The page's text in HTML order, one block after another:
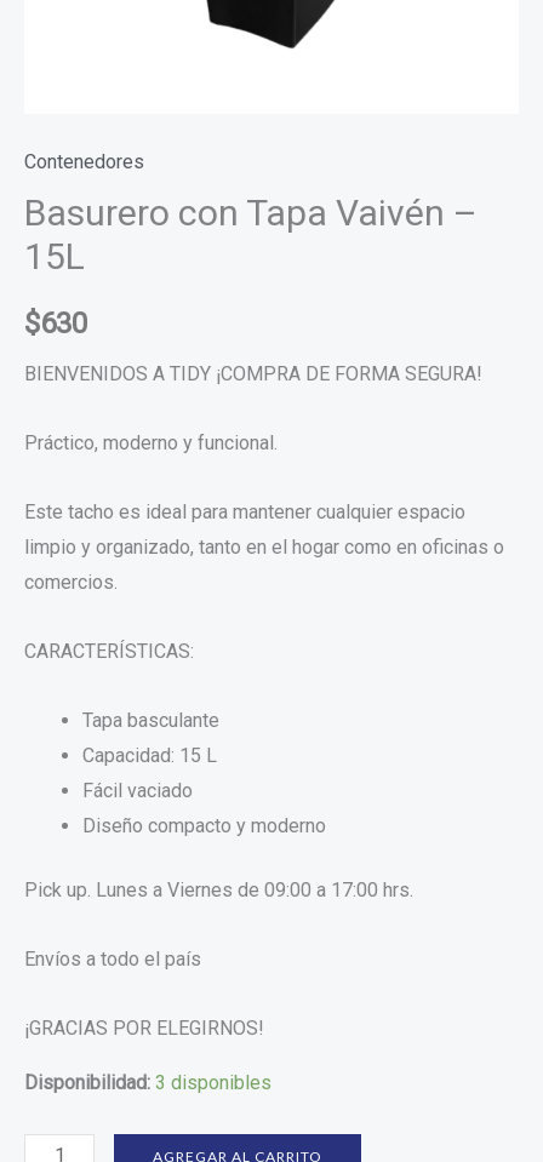
Contenedores
Basurero con Tapa Vaivén –
15L
$630
BIENVENIDOS A TIDY ¡COMPRA DE FORMA SEGURA!
Práctico, moderno y funcional.
Este tacho es ideal para mantener cualquier espacio
limpio y organizado, tanto en el hogar como en oficinas o
comercios.
CARACTERÍSTICAS:
Tapa basculante
Capacidad: 15 L
Fácil vaciado
Diseño compacto y moderno
Pick up. Lunes a Viernes de 09:00 a 17:00 hrs.
Envíos a todo el país
¡GRACIAS POR ELEGIRNOS!
Disponibilidad: 3 disponibles
AGREGAR AL CARRITO